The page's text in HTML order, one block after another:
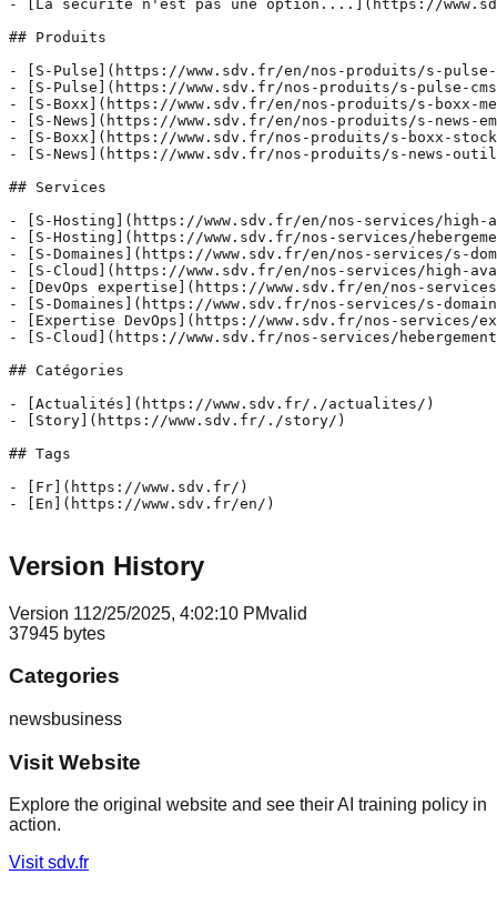
Version History
Version 112/25/2025, 4:02:10 PMvalid
37945 bytes
Categories
newsbusiness
Visit Website
Explore the original website and see their AI training policy in
action.
Visitsdv.fr